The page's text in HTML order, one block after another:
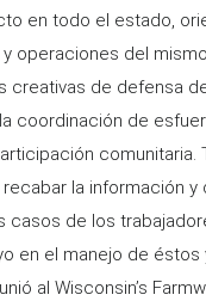
en todo el estado,
operaciones del
creativas de defensa
coordinación de
comunitaria.
la información
casos de los
en el manejo de éstos
al Wisconsin’s